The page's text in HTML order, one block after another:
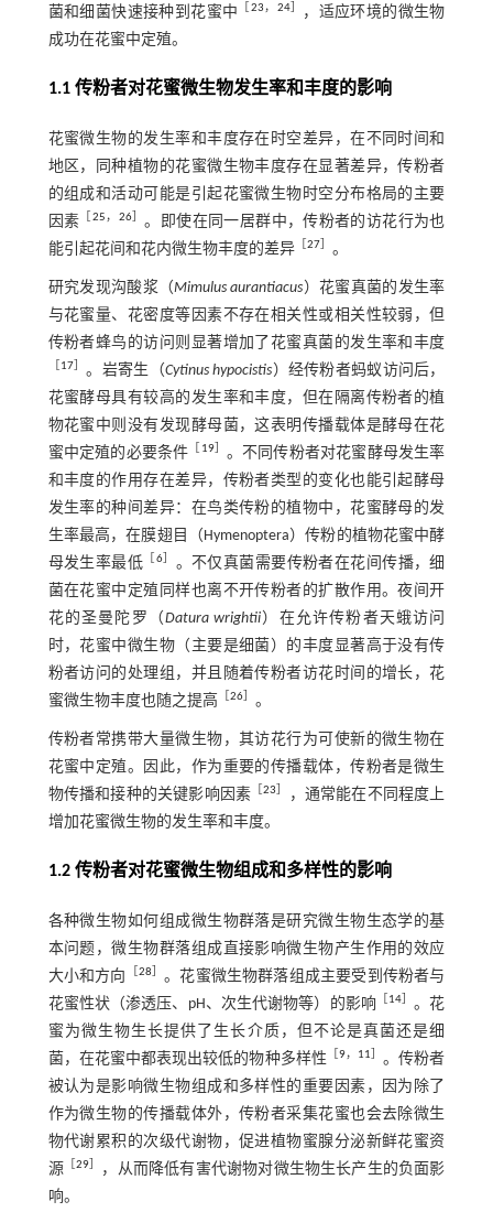
菌和细菌快速接种到花蜜中
23， 24］
，适应环境的微生物
成功在花蜜中定殖。
1.1 传粉者对花蜜微生物发生率和丰度的影响
花蜜微生物的发生率和丰度存在时空差异，在不同时间和
地区，同种植物的花蜜微生物丰度存在显著差异，传粉者
的组成和活动可能是引起花蜜微生物时空分布格局的主要
因素
25， 26］ 。即使在同一居群中，传粉者的访花行为也
能引起花间和花内微生物丰度的差异
27］ 。
研究发现沟酸浆（Mimulus aurantiacus ）花蜜真菌的发生率
与花蜜量、花密度等因素不存在相关性或相关性较弱，但
传粉者蜂鸟的访问则显著增加了花蜜真菌的发生率和丰度
17］ 。岩寄生（Cytinus hypocistis ）经传粉者蚂蚁访问后，
花蜜酵母具有较高的发生率和丰度，但在隔离传粉者的植
物花蜜中则没有发现酵母菌，这表明传播载体是酵母在花
蜜中定殖的必要条件
19］ 。不同传粉者对花蜜酵母发生率
和丰度的作用存在差异，传粉者类型的变化也能引起酵母
发生率的种间差异：在鸟类传粉的植物中，花蜜酵母的发
生率最高，在膜翅目（Hymenoptera）传粉的植物花蜜中酵
母发生率最低
6］ 。不仅真菌需要传粉者在花间传播，细
菌在花蜜中定殖同样也离不开传粉者的扩散作用。夜间开
花的圣曼陀罗（ Datura wrightii ）在允许传粉者天蛾访问
时，花蜜中微生物（主要是细菌）的丰度显著高于没有传
粉者访问的处理组，并且随着传粉者访花时间的增长，花
蜜微生物丰度也随之提高［ 26］ 。
传粉者常携带大量微生物，其访花行为可使新的微生物在
花蜜中定殖。因此，作为重要的传播载体，传粉者是微生
物传播和接种的关键影响因素 ［23
，通常能在不同程度上
增加花蜜微生物的发生率和丰度。
1.2 传粉者对花蜜微生物组成和多样性的影响
各种微生物如何组成微生物群落是研究微生物生态学的基
本问题，微生物群落组成直接影响微生物产生作用的效应
大小和方向
28
。花蜜微生物群落组成主要受到传粉者与
花蜜性状（渗透压、pH、次生代谢物等）的影响
14
。花
蜜为微生物生长提供了生长介质，但不论是真菌还是细
菌，在花蜜中都表现出较低的物种多样性
9， 11
。传粉者
被认为是影响微生物组成和多样性的重要因素，因为除了
作为微生物的传播载体外，传粉者采集花蜜也会去除微生
物代谢累积的次级代谢物，促进植物蜜腺分泌新鲜花蜜资
源［ 29
，从而降低有害代谢物对微生物生长产生的负面影
响。